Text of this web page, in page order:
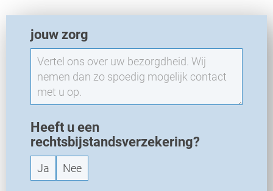
X
O
u
w
v
r
jouw zorg
Heeft u een
rechtsbijstandsverzekering?
Ja Nee